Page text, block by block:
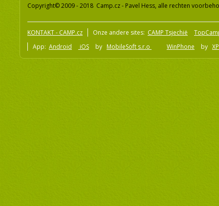
Copyright© 2009 - 2018 Camp.cz - Pavel Hess, alle rechten
KONTAKT - CAMP.cz Onze andere sites: CAMP Tsjechië
App: Android iOS by MobileSoft s.r.o WinPhone by